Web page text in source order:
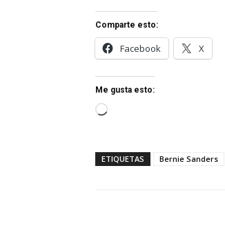
Comparte esto:
Facebook X
Me gusta esto:
Cargando...
ETIQUETAS Bernie Sanders